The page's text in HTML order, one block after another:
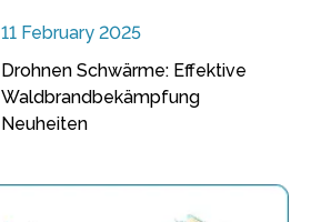
11 February 2025
Drohnen Schwärme: Effektive
Waldbrandbekämpfung
Neuheiten